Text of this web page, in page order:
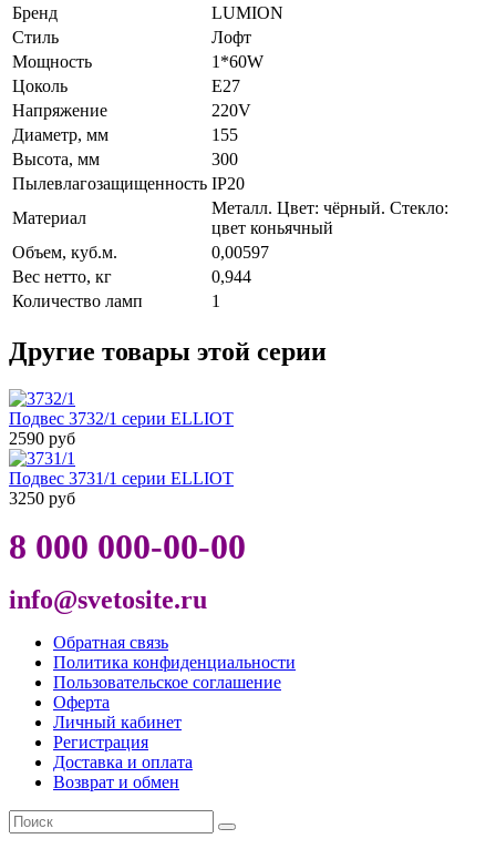
Бренд
LUMION
Стиль
Лофт
Мощность
1*60W
Цоколь
E27
Напряжение
220V
Диаметр, мм
155
Высота, мм
300
Пылевлагозащищенность IP20
Материал
Металл. Цвет: чёрный. Стекло:
цвет коньячный
Объем, куб.м.
0,00597
Вес нетто, кг
0,944
Количество ламп
1
Другие товары этой серии
Подвес 3732/1 серии ELLIOT
2590 руб
Подвес 3731/1 серии ELLIOT
3250 руб
8 000 000-00-00
info@svetosite.ru
Обратная связь
Политика конфиденциальности
Пользовательское соглашение
Оферта
Личный кабинет
Регистрация
Доставка и оплата
Возврат и обмен